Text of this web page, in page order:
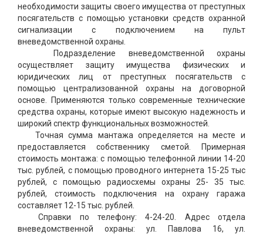
необходимости защиты своего имущества от преступных
посягательств с помощью установки средств охранной
сигнализации с подключением на пульт
вневедомственной охраны.
Подразделение вневедомственной охраны
осуществляет защиту имущества физических и
юридических лиц от преступных посягательств с
помощью централизованной охраны на договорной
основе. Применяются только современные технические
средства охраны, которые имеют высокую надежность и
широкий спектр функциональных возможностей.
Точная сумма мантажа определяется на месте и
предоставляется собственнику сметой. Примерная
стоимость монтажа: с помощью телефонной линии 14-20
тыс. рублей, с помощью проводного интернета 15-25 тыс
рублей, с помощью радиосхемы охраны 25- 35 тыс.
рублей, стоимость подключения на охрану гаража
составляет 12-15 тыс. рублей.
Справки по телефону: 4-24-20. Адрес отдела
вневедомственной охраны: ул. Павлова 16, ул.